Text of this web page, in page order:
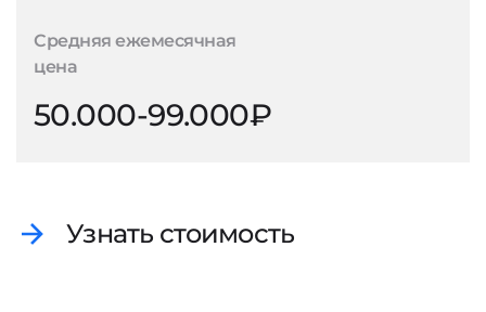
Средняя ежемесячная
цена
50.000-99.000₽
Узнать стоимость